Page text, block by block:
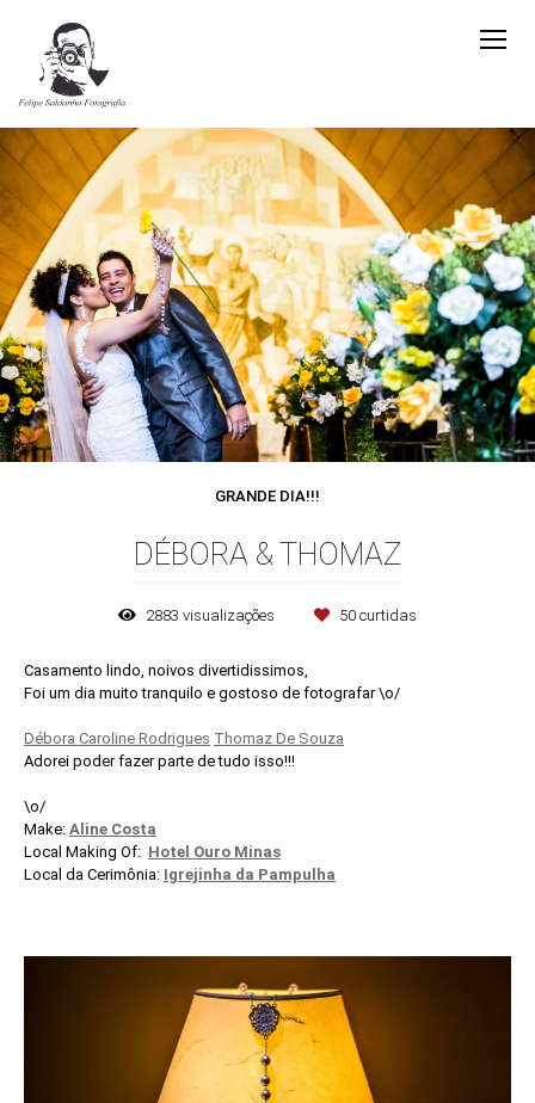
GRANDE DIA!!!
DÉBORA & THOMAZ
2883 visualizações 50 curtidas
Casamento lindo, noivos divertidissimos,
Foi um dia muito tranquilo e gostoso de fotografar \o/
Débora Caroline Rodrigues Thomaz De Souza
Adorei poder fazer parte de tudo isso!!!
\o/
Make: Aline Costa
Local Making Of: Hotel Ouro Minas
Local da Cerimônia: Igrejinha da Pampulha